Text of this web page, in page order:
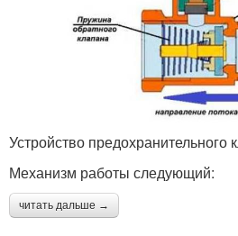
Устройство предохранительного
Механизм работы следующий:
читать дальше →